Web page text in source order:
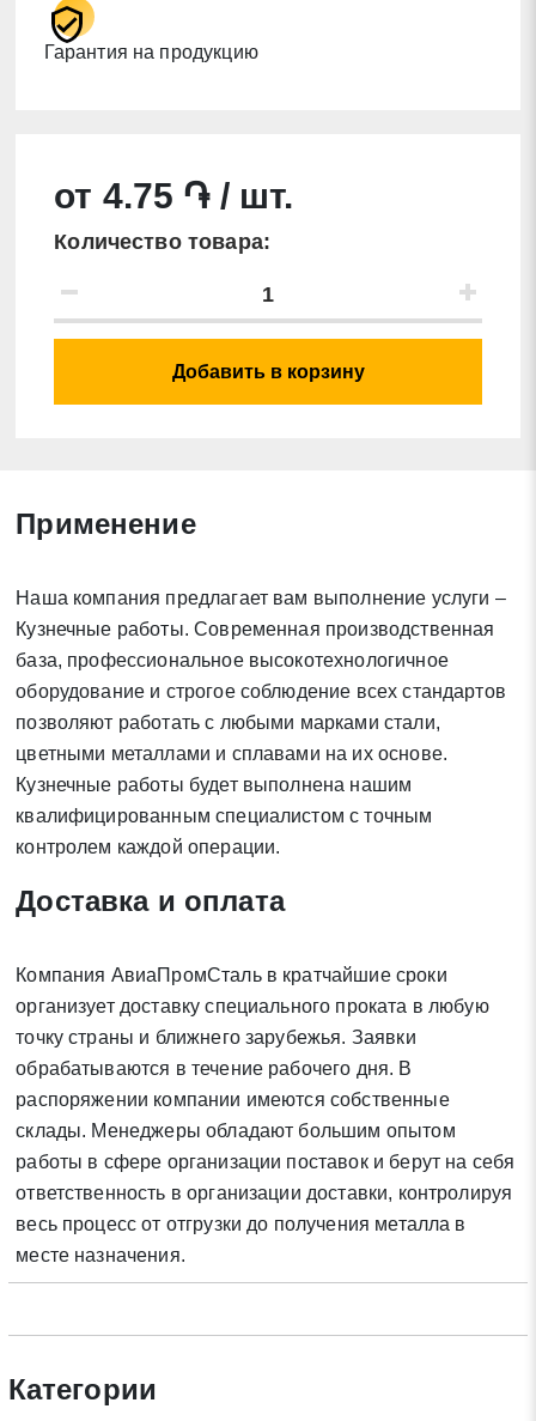
Поиск
Гарантия на продукцию
от 4.75 ֏ / шт.
Количество товара:
Добавить в корзину
Применение
Наша компания предлагает вам выполнение услуги –
Кузнечные работы. Современная производственная
база, профессиональное высокотехнологичное
оборудование и строгое соблюдение всех стандартов
позволяют работать с любыми марками стали,
цветными металлами и сплавами на их основе.
Кузнечные работы будет выполнена нашим
квалифицированным специалистом с точным
контролем каждой операции.
Доставка и оплата
Компания АвиаПромСталь в кратчайшие сроки
организует доставку специального проката в любую
точку страны и ближнего зарубежья. Заявки
обрабатываются в течение рабочего дня. В
распоряжении компании имеются собственные
склады. Менеджеры обладают большим опытом
работы в сфере организации поставок и берут на себя
ответственность в организации доставки, контролируя
весь процесс от отгрузки до получения металла в
месте назначения.
Категории
Заявка на обратный звонок
Закрыть
Отправить заявку
Нажимая на кнопку «Отправить заявку» Вы даете согласие
статьей 9 Федерального закона от 27 июля 2006 г. N 152-ФЗ
«О персональных данных», а также соглашаетесь на
информационную рассылку по средством e-mail или СМС